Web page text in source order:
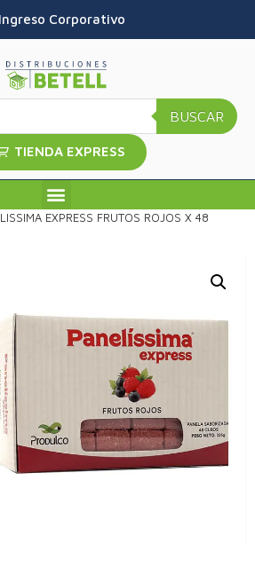
Ingreso Corporativo
BUSCAR
TIENDA EXPRESS
EXPRESS FRUTOS ROJOS X 48